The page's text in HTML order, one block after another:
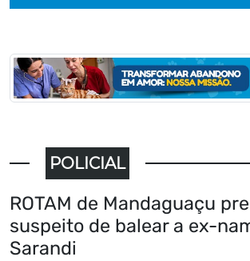
POLICIAL
ROTAM de Mandaguaçu
suspeito de balear a ex-
Sarandi